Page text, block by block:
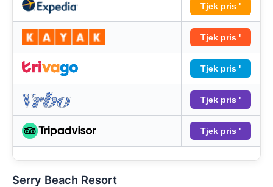
Tjek pris '
Tjek pris '
Tjek pris '
Tjek pris '
Tjek pris '
Serry Beach Resort